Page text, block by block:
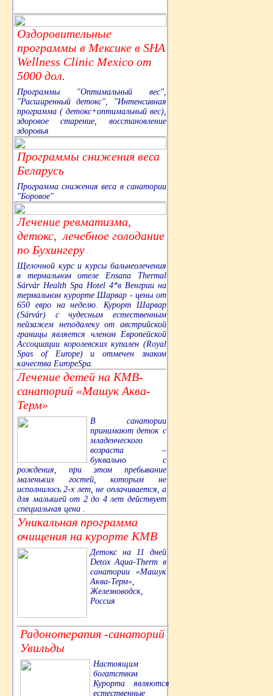
Оздоровительные
программы в Мексике в SHA
Wellness Clinic Mexico от
5000 дол.
Программы "Оптимальный вес",
"Расширенный детокс", "Интенсивная
программа ( детокс+оптимальный вес),
здоровое старение, восстановление
здоровья
Программы снижения веса
Беларусь
Программа снижения веса в санатории
"Боровое"
Лечение ревматизма,
детокс, лечебное голодание
по Бухингеру
Щелочной курс и курсы бальнеолечения
в термальном отеле Ensana Thermal
Sárvár Health Spa Hotel 4*в Венгрии на
термальном курорте Шарвар - цены от
650 евро на неделю. Курорт Шарвар
(Sárvár) с чудесным естественным
пейзажем неподалеку от австрийской
границы является членом Европейской
Ассоциации королевских купален (Royal
Spas of Europe) и отмечен знаком
качества EuropeSpa.
Лечение детей на КМВ-
санаторий «Машук Аква-
Терм»
В санатории
принимают деток с
младенческого
возраста –
буквально с
рождения, при этом пребывание
маленьких гостей, которым не
исполнилось 2-х лет, не оплачивается, а
для малышей от 2 до 4 лет действует
специальная цена .
Уникальная программа
очищения на курорте КМВ
Детокс на 11 дней
Detox Aqua-Therm в
санатории «Машук
Аква-Терм»,
Железноводск,
Россия
Радонотерапия -санаторий
Увильды
Настоящим
богатством
Курорта являются
естественные